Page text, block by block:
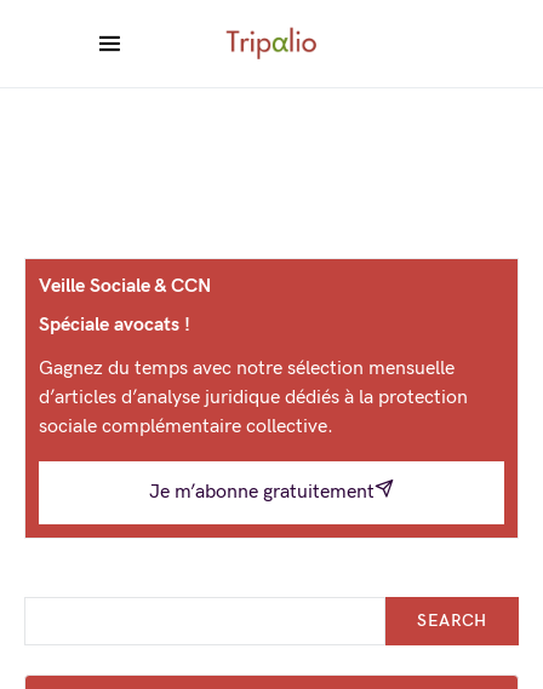
Veille Sociale & CCN
Spéciale avocats !
Gagnez du temps avec notre sélection mensuelle
d’articles d’analyse juridique dédiés à la protection
sociale complémentaire collective.
Je m’abonne gratuitement
SEARCH